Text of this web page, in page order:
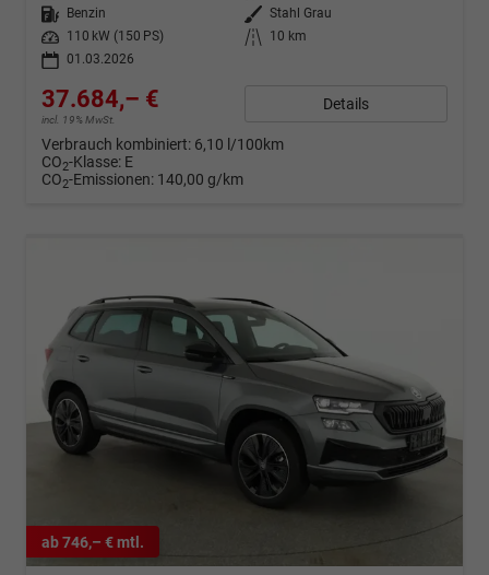
Kraftstoff
Benzin Außenfarbe Stahl Grau
Leistung
110 kW (150 PS) Kilometerstand
10 km
01.03.2026
37.684,– €
incl. 19% MwSt.
Details
Verbrauch kombiniert: 6,10 l/100km
CO2-Klasse: E
CO2-Emissionen: 140,00 g/km
ab 746,– € mtl.